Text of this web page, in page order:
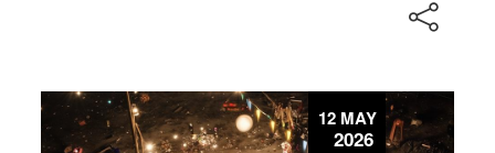
12 MAY
2026